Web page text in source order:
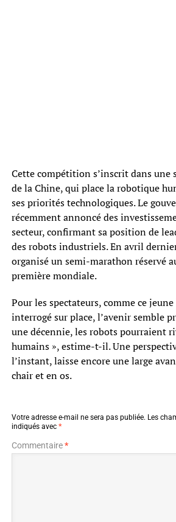
Cette compétition s’inscrit dans une
de la Chine, qui place la robotique
ses priorités technologiques. Le
récemment annoncé des
secteur, confirmant sa position de
des robots industriels. En avril
organisé un semi-marathon réservé
première mondiale.
Pour les spectateurs, comme ce
interrogé sur place, l’avenir semble
une décennie, les robots pourraient
humains », estime-t-il. Une
l’instant, laisse encore une large
chair et en os.
Votre adresse e-mail ne sera pas publiée. Les
indiqués avec *
Commentaire*